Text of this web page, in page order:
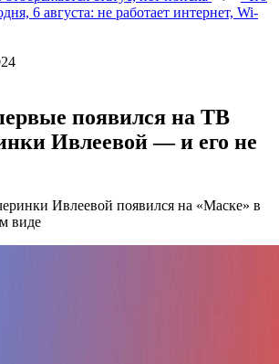
6 августа: не работает интернет, Wi-
появился на ТВ
Ивлеевой — и его не
Ивлеевой появился на «Маске» в
виде